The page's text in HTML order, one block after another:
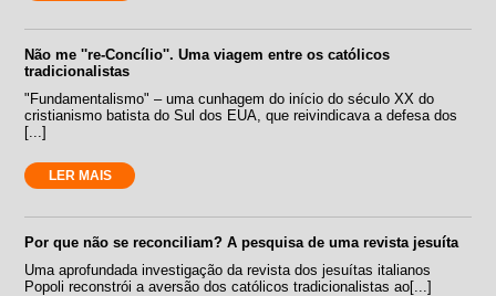
Não me ''re-Concílio''. Uma viagem entre os católicos
tradicionalistas
"Fundamentalismo" – uma cunhagem do início do século XX do
cristianismo batista do Sul dos EUA, que reivindicava a defesa dos
[...]
LER MAIS
Por que não se reconciliam? A pesquisa de uma revista jesuíta
Uma aprofundada investigação da revista dos jesuítas italianos
Popoli reconstrói a aversão dos católicos tradicionalistas ao[...]